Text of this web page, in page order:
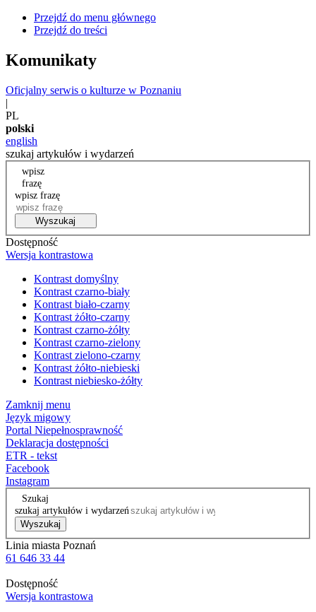
Przejdź do menu głównego
Przejdź do treści
Komunikaty
Oficjalny serwis o kulturze w Poznaniu
|
PL
polski
english
szukaj artykułów i wydarzeń
wpisz
frazę
wpisz frazę
Wyszukaj
Dostępność
Wersja kontrastowa
Kontrast domyślny
Kontrast czarno-biały
Kontrast biało-czarny
Kontrast żółto-czarny
Kontrast czarno-żółty
Kontrast czarno-zielony
Kontrast zielono-czarny
Kontrast żółto-niebieski
Kontrast niebiesko-żółty
Zamknij menu
Język migowy
Portal Niepełnosprawność
Deklaracja dostępności
ETR - tekst
Facebook
Instagram
Szukaj
szukaj artykułów i wydarzeń
Wyszukaj
Linia miasta Poznań
61 646 33 44
Dostępność
Wersja kontrastowa